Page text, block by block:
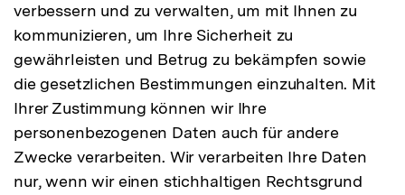
verbessern und zu verwalten, um mit Ihnen zu
kommunizieren, um Ihre Sicherheit zu
gewährleisten und Betrug zu bekämpfen sowie
die gesetzlichen Bestimmungen einzuhalten. Mit
Ihrer Zustimmung können wir Ihre
personenbezogenen Daten auch für andere
Zwecke verarbeiten. Wir verarbeiten Ihre Daten
nur, wenn wir einen stichhaltigen Rechtsgrund